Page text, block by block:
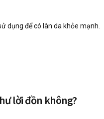
dụng để có làn da khỏe mạnh.
lời đồn không?